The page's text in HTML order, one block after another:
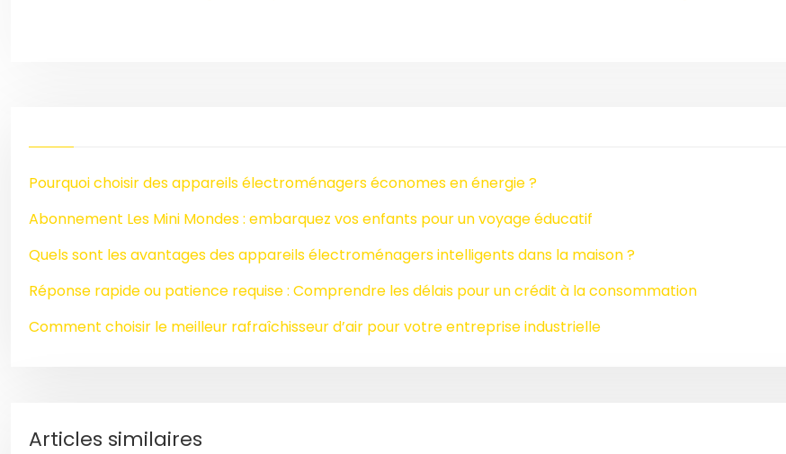
Pourquoi choisir des appareils électroménagers économes en énergie ?
Abonnement Les Mini Mondes : embarquez vos enfants pour un voyage éducatif
Quels sont les avantages des appareils électroménagers intelligents dans la maison ?
Réponse rapide ou patience requise : Comprendre les délais pour un crédit à la consommation
Comment choisir le meilleur rafraîchisseur d’air pour votre entreprise industrielle
Articles similaires